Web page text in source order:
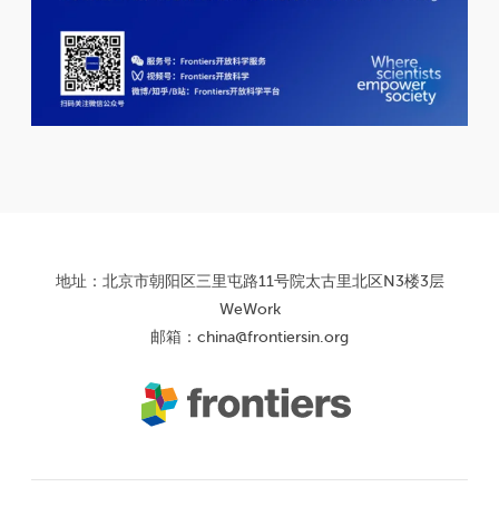
地址：北京市朝阳区三里屯路11号院太古里北区N3楼3层
WeWork
邮箱： china@frontiersin.org